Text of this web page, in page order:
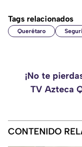
Tags relacionados
Querétaro
¡No te
TV Azteca
CONTENIDO